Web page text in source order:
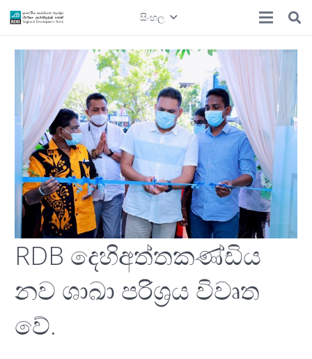
සිංහල
RDB දෙහිඅත්තකණ්ඩිය
නව ශාඛා පරිශ්‍රය විවෘත
වේ.